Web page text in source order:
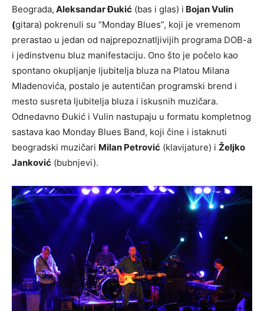
Beograda, Aleksandar Đukić (bas i glas) i Bojan Vulin
(gitara) pokrenuli su “Monday Blues”, koji je vremenom
prerastao u jedan od najprepoznatljivijih programa DOB-a
i jedinstvenu bluz manifestaciju. Ono što je počelo kao
spontano okupljanje ljubitelja bluza na Platou Milana
Mladenovića, postalo je autentičan programski brend i
mesto susreta ljubitelja bluza i iskusnih muzičara.
Odnedavno Đukić i Vulin nastupaju u formatu kompletnog
sastava kao Monday Blues Band, koji čine i istaknuti
beogradski muzičari Milan Petrović (klavijature) i Željko
Janković (bubnjevi).